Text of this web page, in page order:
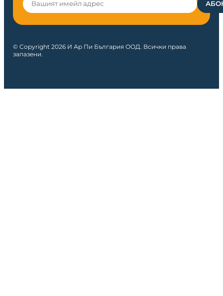
© Copyright 2026 И Ар Пи България ООД. Всички права
запазени.